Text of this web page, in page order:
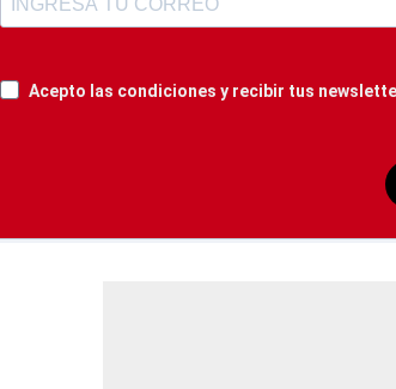
Acepto las condiciones y recibir tus